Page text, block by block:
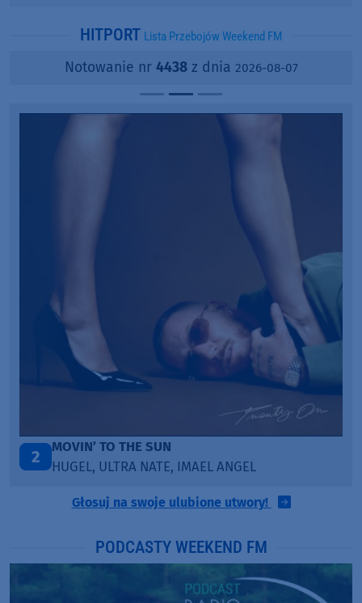
HITPORT Lista Przebojów Weekend FM
Notowanie nr 4438z dnia 2026-08-07
3
LEGENDARY LOVERS (SAVE ME)
KATY PERRY & CHIEF KEEF
Głosuj na swoje ulubione utwory!
PODCASTY WEEKEND FM